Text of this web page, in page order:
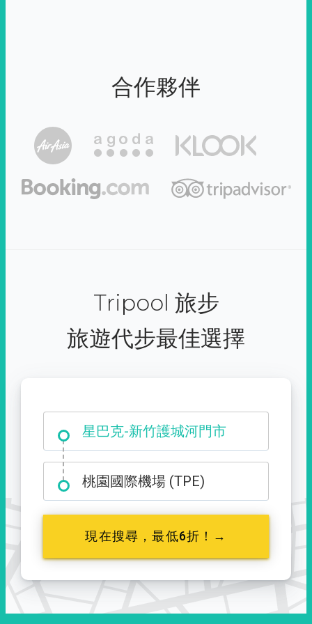
合作夥伴
Tripool 旅步
旅遊代步最佳選擇
大霸尖山登山口
桃園國際機場 (TPE)
現在搜尋，最低6折！→